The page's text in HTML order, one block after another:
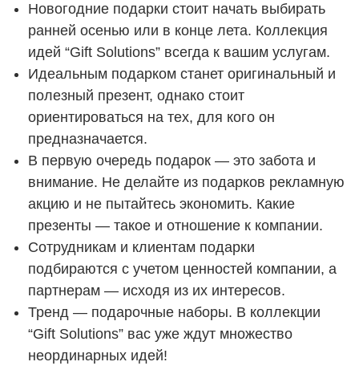
Новогодние подарки стоит начать выбирать
ранней осенью или в конце лета. Коллекция
идей “Gift Solutions” всегда к вашим услугам.
Идеальным подарком станет оригинальный и
полезный презент, однако стоит
ориентироваться на тех, для кого он
предназначается.
В первую очередь подарок — это забота и
внимание. Не делайте из подарков рекламную
акцию и не пытайтесь экономить. Какие
презенты — такое и отношение к компании.
Сотрудникам и клиентам подарки
подбираются с учетом ценностей компании, а
партнерам — исходя из их интересов.
Тренд — подарочные наборы. В коллекции
“Gift Solutions” вас уже ждут множество
неординарных идей!